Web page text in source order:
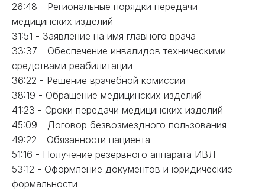
26:48 - Региональные порядки передачи
медицинских изделий
31:51 - Заявление на имя главного врача
33:37 - Обеспечение инвалидов техническими
средствами реабилитации
36:22 - Решение врачебной комиссии
38:19 - Обращение медицинских изделий
41:23 - Сроки передачи медицинских изделий
45:09 - Договор безвозмездного пользования
49:22 - Обязанности пациента
51:16 - Получение резервного аппарата ИВЛ
53:12 - Оформление документов и юридические
формальности